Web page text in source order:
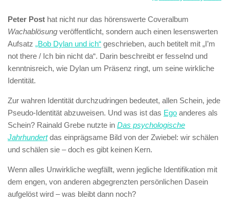
Peter Post hat nicht nur das hörenswerte Coveralbum
Wachablösung veröffentlicht, sondern auch einen lesenswerten
Aufsatz „Bob Dylan und ich“ geschrieben, auch betitelt mit „I’m
not there / Ich bin nicht da“. Darin beschreibt er fesselnd und
kenntnisreich, wie Dylan um Präsenz ringt, um seine wirkliche
Identität.
Zur wahren Identität durchzudringen bedeutet, allen Schein, jede
Pseudo-Identität abzuweisen. Und was ist das Ego anderes als
Schein? Rainald Grebe nutzte in Das psychologische
Jahrhundertdas einprägsame Bild von der Zwiebel: wir schälen
und schälen sie – doch es gibt keinen Kern.
Wenn alles Unwirkliche wegfällt, wenn jegliche Identifikation mit
dem engen, von anderen abgegrenzten persönlichen Dasein
aufgelöst wird – was bleibt dann noch?